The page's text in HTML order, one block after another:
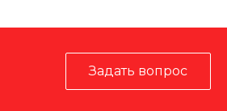
Задать вопрос